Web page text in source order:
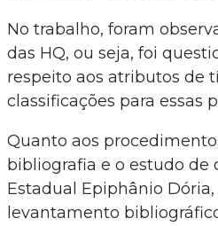
No trabalho, foram
das HQ, ou seja, foi
respeito aos atributos de
classificações para essas
Quanto aos
bibliografia e o estudo de
Estadual Epiphânio
levantamento